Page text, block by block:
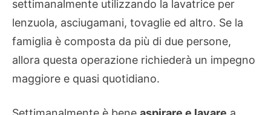
settimanalmente utilizzando la lavatrice per
lenzuola, asciugamani, tovaglie ed altro. Se la
famiglia è composta da più di due persone,
allora questa operazione richiederà un impegno
maggiore e quasi quotidiano.